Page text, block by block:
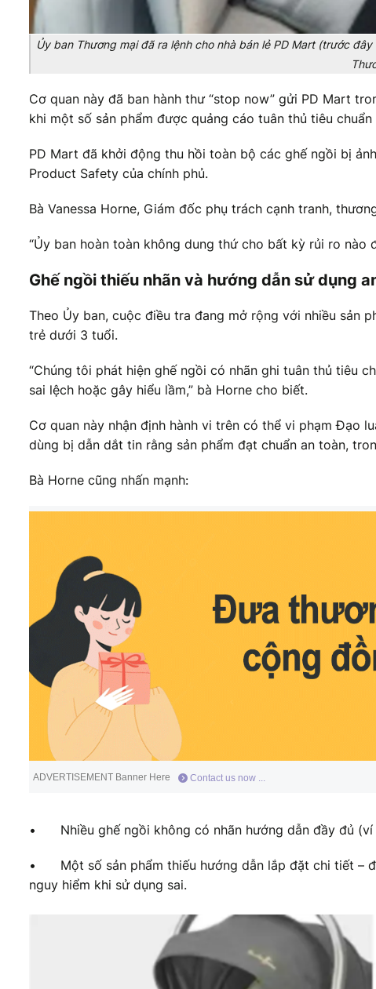
Ủy ban Thương mại đã ra lệnh cho nhà bán lẻ PD Mart (trước
Cơ quan này đã ban hành thư “stop now” gửi PD Mart
khi một số sản phẩm được quảng cáo tuân thủ tiêu
PD Mart đã khởi động thu hồi toàn bộ các ghế ngồi bị
Product Safety của chính phủ.
Bà Vanessa Horne, Giám đốc phụ trách cạnh tranh,
“Ủy ban hoàn toàn không dung thứ cho bất kỳ rủi ro nào
Ghế ngồi thiếu nhãn và hướng dẫn sử dụng
Theo Ủy ban, cuộc điều tra đang mở rộng với nhiều sản
trẻ dưới 3 tuổi.
“Chúng tôi phát hiện ghế ngồi có nhãn ghi tuân thủ tiêu
sai lệch hoặc gây hiểu lầm,” bà Horne cho biết.
Cơ quan này nhận định hành vi trên có thể vi phạm Đạo
dùng bị dẫn dắt tin rằng sản phẩm đạt chuẩn an toàn,
Bà Horne cũng nhấn mạnh:
ADVERTISEMENT Banner Here Contact us now ...
• Nhiều ghế ngồi không có nhãn hướng dẫn đầy đủ
•
Một số sản phẩm thiếu hướng dẫn lắp đặt chi tiết –
nguy hiểm khi sử dụng sai.